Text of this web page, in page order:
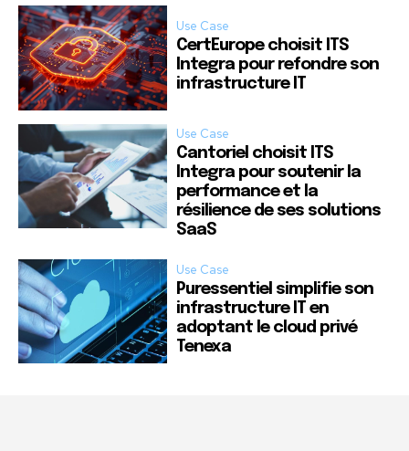
Use Case
CertEurope choisit ITS
Integra pour refondre son
infrastructure IT
Use Case
Cantoriel choisit ITS
Integra pour soutenir la
performance et la
résilience de ses solutions
SaaS
Use Case
Puressentiel simplifie son
infrastructure IT en
adoptant le cloud privé
Tenexa